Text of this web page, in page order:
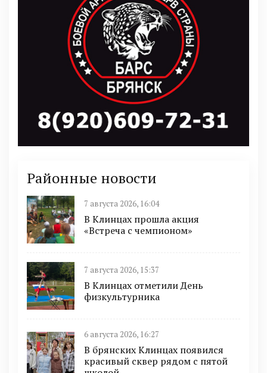
Районные новости
7 августа 2026, 16:04
В Клинцах прошла акция
«Встреча с чемпионом»
7 августа 2026, 15:37
В Клинцах отметили День
физкультурника
6 августа 2026, 16:27
В брянских Клинцах появился
красивый сквер рядом с пятой